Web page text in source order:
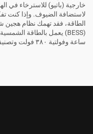
خارجية (باتيو) للاسترخاء في
لاستضافة الضيوف. وإذا كنت
الطاقة، فقد تهمك نظام هجين
ساعة وفولتية ٣٨٠ فولت وتصنيف حماية IP65 كحلٍّ لتخزين الطاقة